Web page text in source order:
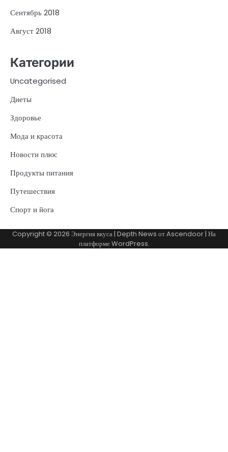
Сентябрь 2018
Август 2018
Категории
Uncategorised
Диеты
Здоровье
Мода и красота
Новости плюс
Продукты питания
Путешествия
Спорт и йога
Copyright © 2026 Энергия вкуса| Depth News отAscendoor| На
платформеWordPress.